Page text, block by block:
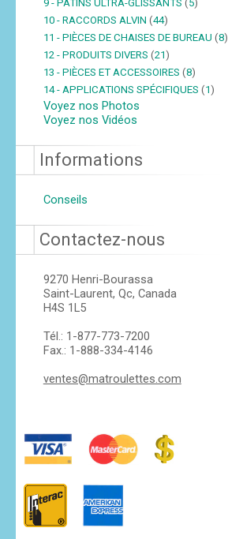
9 - PATINS ULTRA-GLISSANTS (5)
10 - RACCORDS ALVIN (44)
11 - PIÈCES DE CHAISES DE BUREAU (8)
12 - PRODUITS DIVERS (21)
13 - PIÈCES ET ACCESSOIRES (8)
14 - APPLICATIONS SPÉCIFIQUES (1)
Voyez nos Photos
Voyez nos Vidéos
Informations
Conseils
Contactez-nous
9270 Henri-Bourassa
Saint-Laurent, Qc, Canada
H4S 1L5
Tél.: 1-877-773-7200
Fax.: 1-888-334-4146
ventes@matroulettes.com